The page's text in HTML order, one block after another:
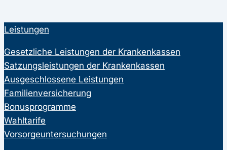
Leistungen
Gesetzliche Leistungen der Krankenkassen
Satzungsleistungen der Krankenkassen
Ausgeschlossene Leistungen
Familienversicherung
Bonusprogramme
Wahltarife
Vorsorgeuntersuchungen